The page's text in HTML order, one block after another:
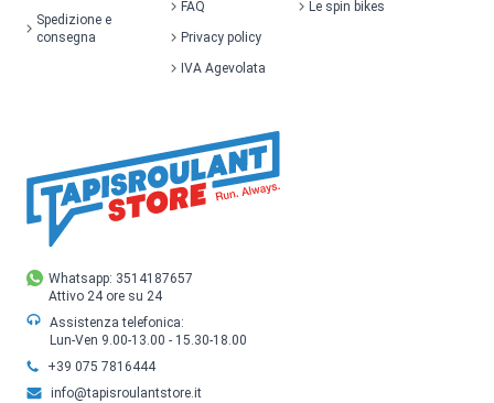
Whatsapp: 3514187657
Attivo 24 ore su 24
Assistenza telefonica:
Lun-Ven 9.00-13.00 - 15.30-18.00
+39 075 7816444
info@tapisroulantstore.it
Spedizione e
consegna
FAQ
Privacy policy
IVA Agevolata
Le spin bikes